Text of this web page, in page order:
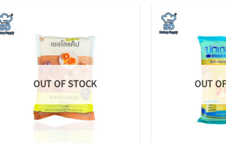
OUT OF STOCK OUT